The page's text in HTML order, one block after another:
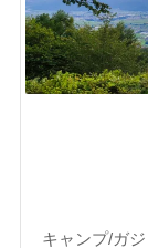
キャンプ/ガ